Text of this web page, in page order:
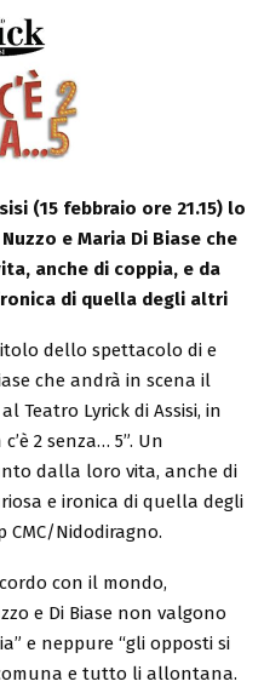
(15 febbraio ore 21.15) lo
e Maria Di Biase che
anche di coppia, e da
di quella degli altri
dello spettacolo di e
che andrà in scena il
al Teatro Lyrick di Assisi, in
2 senza… 5”. Un
dalla loro vita, anche di
e ironica di quella degli
CMC/Nidodiragno.
con il mondo,
e Di Biase non valgono
e neppure “gli opposti si
e tutto li allontana.